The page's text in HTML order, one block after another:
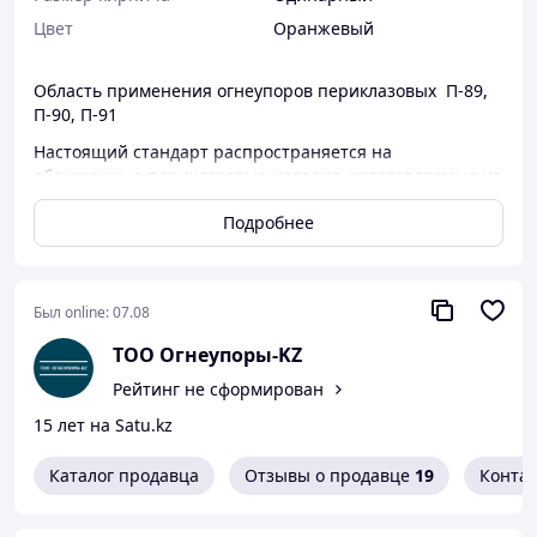
Цвет
Оранжевый
Область применения огнеупоров периклазовых П-89,
П-90, П-91
Настоящий стандарт распространяется на
обожженные периклазовые изделия, изготовляемые из
спеченных периклазовых порошков и применяемые
для кладки высокотемпературных печей. Стандарт
распространяется на изделия, предназначенные для
Марки, форма и размеры:
Изделия подразделяются на марки П-91, П-90 и П-89.
Характеристика и назначение приведены в таблице
ниже.
Марка
Подробнее
Был online:07.08
ТОО Огнеупоры-KZ
Рейтинг не сформирован
15 лет на Satu.kz
Каталог продавца Отзывы о продавце 19